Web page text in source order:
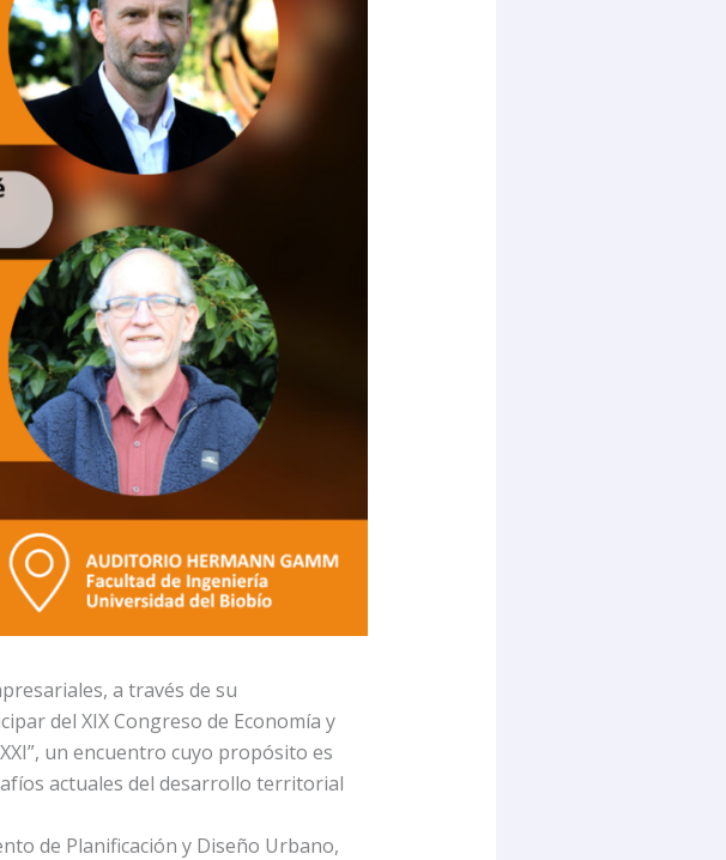
a través de su
del XIX Congreso de Economía y
un encuentro cuyo propósito es
actuales del desarrollo territorial
de Planificación y Diseño Urbano,